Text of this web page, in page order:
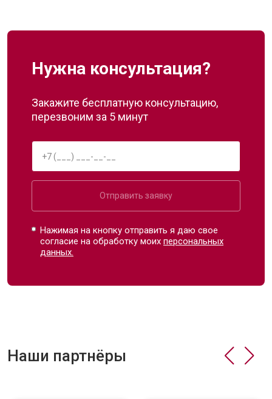
Нужна консультация?
Закажите бесплатную консультацию,
перезвоним за 5 минут
Отправить заявку
Нажимая на кнопку отправить я даю свое
согласие на обработку моихперсональных
данных.
Наши партнёры